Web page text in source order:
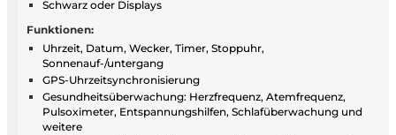
Schwarz oder Displays
Funktionen:
Uhrzeit, Datum, Wecker, Timer, Stoppuhr,
Sonnenauf-/untergang
GPS-Uhrzeitsynchronisierung
Gesundheitsüberwachung: Herzfrequenz, Atemfrequenz,
Pulsoximeter, Entspannungshilfen, Schlafüberwachung und
weitere